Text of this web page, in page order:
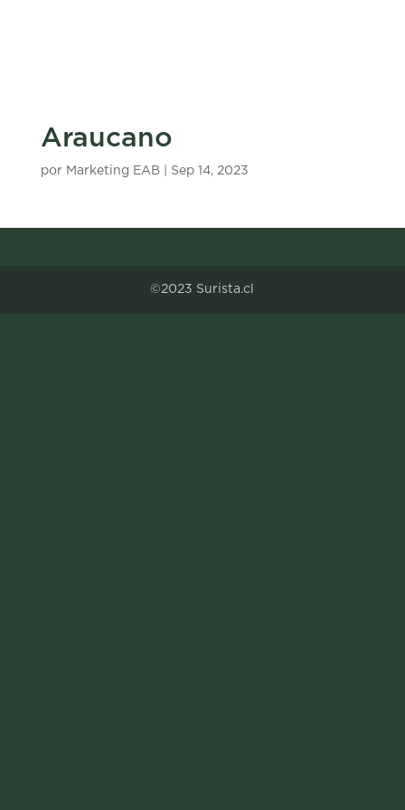
Araucano
por Marketing EAB| Sep 14, 2023
©2023 Surista.cl